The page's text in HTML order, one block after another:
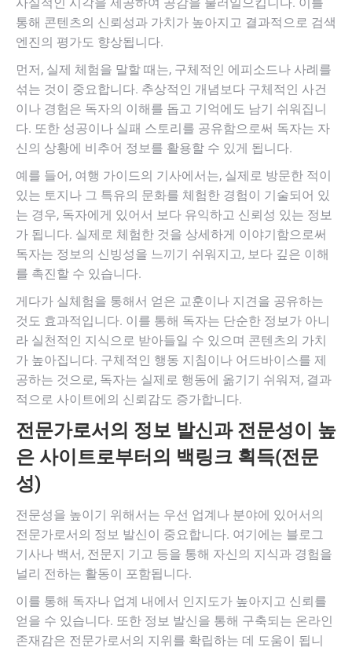
통해 콘텐츠의 신뢰성과 가치가 높아지고 결과적으로 검색
엔진의 평가도 향상됩니다.
먼저, 실제 체험을 말할 때는, 구체적인 에피소드나 사례를
섞는 것이 중요합니다. 추상적인 개념보다 구체적인 사건
이나 경험은 독자의 이해를 돕고 기억에도 남기 쉬워집니
다. 또한 성공이나 실패 스토리를 공유함으로써 독자는 자
신의 상황에 비추어 정보를 활용할 수 있게 됩니다.
예를 들어, 여행 가이드의 기사에서는, 실제로 방문한 적이
있는 토지나 그 특유의 문화를 체험한 경험이 기술되어 있
는 경우, 독자에게 있어서 보다 유익하고 신뢰성 있는 정보
가 됩니다. 실제로 체험한 것을 상세하게 이야기함으로써
독자는 정보의 신빙성을 느끼기 쉬워지고, 보다 깊은 이해
를 촉진할 수 있습니다.
게다가 실체험을 통해서 얻은 교훈이나 지견을 공유하는
것도 효과적입니다. 이를 통해 독자는 단순한 정보가 아니
라 실천적인 지식으로 받아들일 수 있으며 콘텐츠의 가치
가 높아집니다. 구체적인 행동 지침이나 어드바이스를 제
공하는 것으로, 독자는 실제로 행동에 옮기기 쉬워져, 결과
적으로 사이트에의 신뢰감도 증가합니다.
전문가로서의 정보 발신과 전문성이 높
은 사이트로부터의 백링크 획득(전문
성)
전문성을 높이기 위해서는 우선 업계나 분야에 있어서의
전문가로서의 정보 발신이 중요합니다. 여기에는 블로그
기사나 백서, 전문지 기고 등을 통해 자신의 지식과 경험을
널리 전하는 활동이 포함됩니다.
이를 통해 독자나 업계 내에서 인지도가 높아지고 신뢰를
얻을 수 있습니다. 또한 정보 발신을 통해 구축되는 온라인
존재감은 전문가로서의 지위를 확립하는 데 도움이 됩니